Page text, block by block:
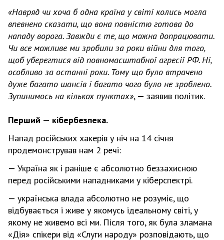
«Навряд чи хоча б одна країна у світі колись могла
впевнено сказати, що вона повністю готова до
нападу ворога. Завжди є те, що можна допрацювати.
Чи все можливе ми зробили за роки війни для того,
щоб уберегтися від повномасштабної агресії РФ. Ні,
особливо за останні роки. Тому що було втрачено
дуже багато шансів і багато чого було не зроблено.
Зупинимось на кількох пунктах», — заявив політик.
Перший — кібербезпека.
Напад російських хакерів у ніч на 14 січня
продемонстрував нам 2 речі:
— Україна як і раніше є абсолютно беззахисною
перед російськими нападниками у кіберспектрі.
— українська влада абсолютно не розуміє, що
відбувається і живе у якомусь ідеальному світі, у
якому не живемо всі ми. Після того, як була зламана
«Дія» спікери від «Слуги народу» розповідають, що